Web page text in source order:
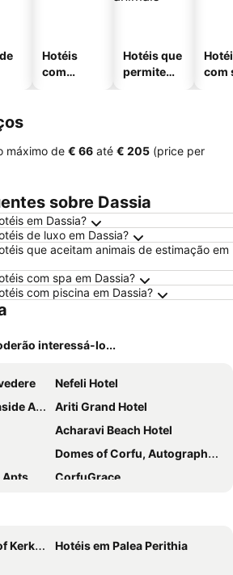
Hotéis
com
Hotéis que
permitem
com
máximo de ‎€ 66 até ‎€ 205 (price per
sobre Dassia
em Dassia?
de luxo em Dassia?
que aceitam animais de estimação em
com spa em Dassia?
com piscina em Dassia?
interessá-lo...
Nefeli Hotel
Ariti Grand Hotel
Acharavi Beach Hotel
Domes of Corfu, Autograph Collection
Apts
CorfuGrace
Hotels
Century Resort
Hotéis em Palea Perithia